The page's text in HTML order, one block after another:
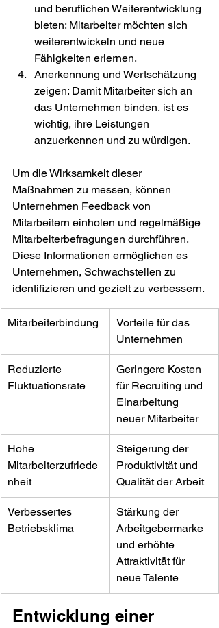
und beruflichen Weiterentwicklung
bieten: Mitarbeiter möchten sich
weiterentwickeln und neue
Fähigkeiten erlernen.
Anerkennung und Wertschätzung
zeigen: Damit Mitarbeiter sich an
das Unternehmen binden, ist es
wichtig, ihre Leistungen
anzuerkennen und zu würdigen.
Um die Wirksamkeit dieser
Maßnahmen zu messen, können
Unternehmen Feedback von
Mitarbeitern einholen und regelmäßige
Mitarbeiterbefragungen durchführen.
Diese Informationen ermöglichen es
Unternehmen, Schwachstellen zu
identifizieren und gezielt zu verbessern.
Mitarbeiterbindung
Vorteile für das
Unternehmen
Reduzierte
Fluktuationsrate
Geringere Kosten
für Recruiting und
Einarbeitung
neuer Mitarbeiter
Hohe
Mitarbeiterzufriede
nheit
Steigerung der
Produktivität und
Qualität der Arbeit
Verbessertes
Betriebsklima
Stärkung der
Arbeitgebermarke
und erhöhte
Attraktivität für
neue Talente
Entwicklung einer